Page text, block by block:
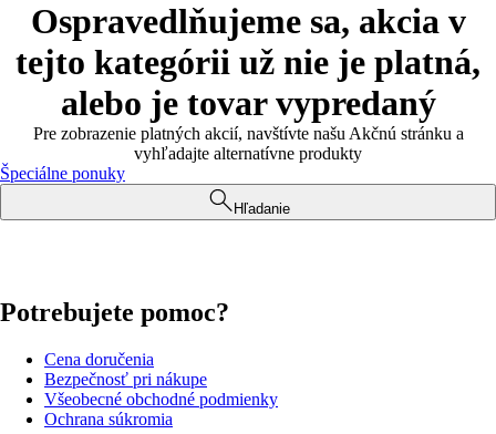
Ospravedlňujeme sa, akcia v
tejto kategórii už nie je platná,
alebo je tovar vypredaný
Pre zobrazenie platných akcií, navštívte našu Akčnú stránku a
vyhľadajte alternatívne produkty
Špeciálne ponuky
Hľadanie
Potrebujete pomoc?
Cena doručenia
Bezpečnosť pri nákupe
Všeobecné obchodné podmienky
Ochrana súkromia